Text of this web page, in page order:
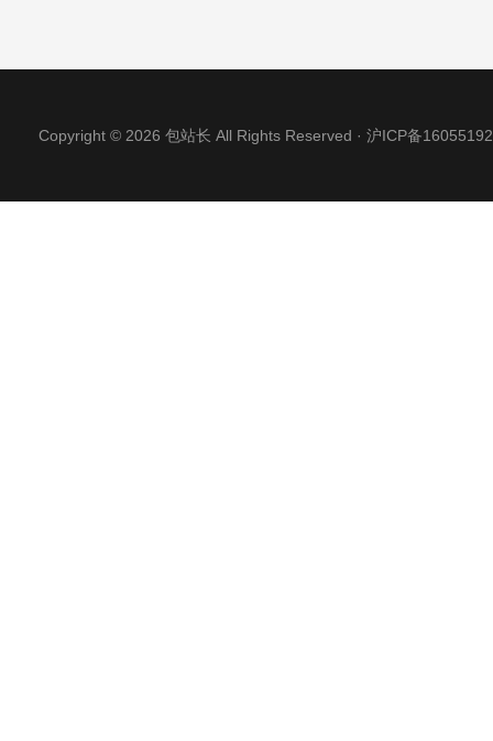
Copyright © 2026 包站长 All Rights Reserved · 沪ICP备